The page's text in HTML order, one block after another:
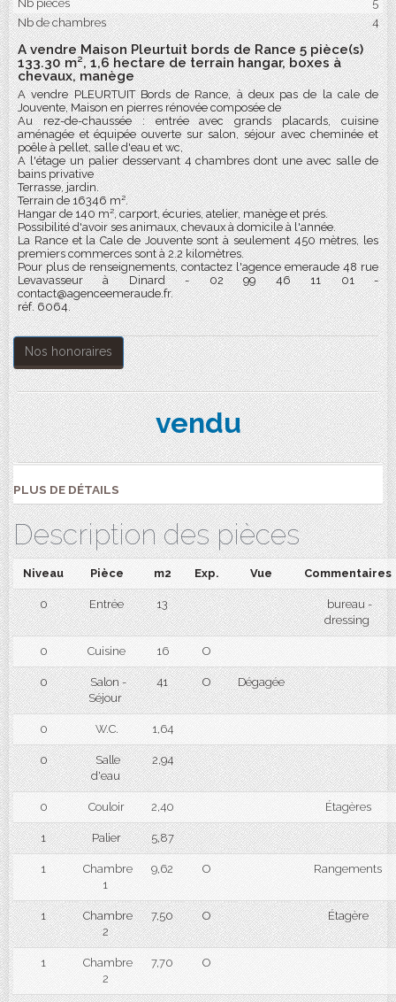
Nb pièces
5
Nb de chambres
4
A vendre Maison Pleurtuit bords de Rance 5 pièce(s)
133.30 m², 1,6 hectare de terrain hangar, boxes à
chevaux, manège
A vendre PLEURTUIT Bords de Rance, à deux pas de la cale de
Jouvente, Maison en pierres rénovée composée de
Au rez-de-chaussée : entrée avec grands placards, cuisine
aménagée et équipée ouverte sur salon, séjour avec cheminée et
poêle à pellet, salle d'eau et wc,
A l'étage un palier desservant 4 chambres dont une avec salle de
bains privative
Terrasse, jardin.
Terrain de 16346 m².
Hangar de 140 m², carport, écuries, atelier, manège et prés.
Possibilité d'avoir ses animaux, chevaux à domicile à l'année.
La Rance et la Cale de Jouvente sont à seulement 450 mètres, les
premiers commerces sont à 2.2 kilomètres.
Pour plus de renseignements, contactez l'agence emeraude 48 rue
Levavasseur à Dinard - 02 99 46 11 01 -
contact@agenceemeraude.fr.
réf. 6064.
Nos honoraires
vendu
PLUS DE DÉTAILS
Description des pièces
Niveau Pièce m2 Exp. Vue Commentaires
0 Entrée 13
bureau -
dressing
0 Cuisine 16 O
0
Salon -
Séjour
41 O Dégagée
0 W.C. 1,64
0
Salle
d'eau
2,94
0 Couloir 2,40 Étagères
1 Palier 5,87
1
Chambre
1
9,62 O Rangements
1
Chambre
2
7,50 O Étagère
1
Chambre
2
7,70 O